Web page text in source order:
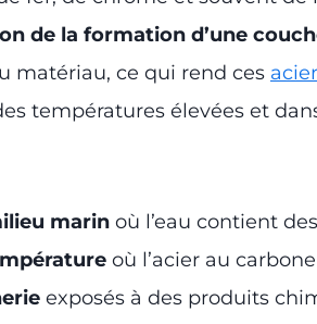
de la formation d’une
matériau, ce qui rend ces
températures élevées et
marin où l’eau contient
où l’acier au
exposés à des produits